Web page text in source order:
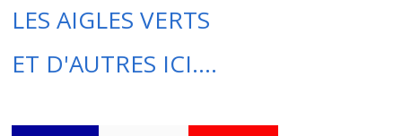
LES AIGLES VERTS
ET D'AUTRES ICI....